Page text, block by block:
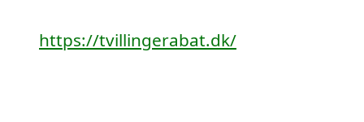
https://tvillingerabat.dk/